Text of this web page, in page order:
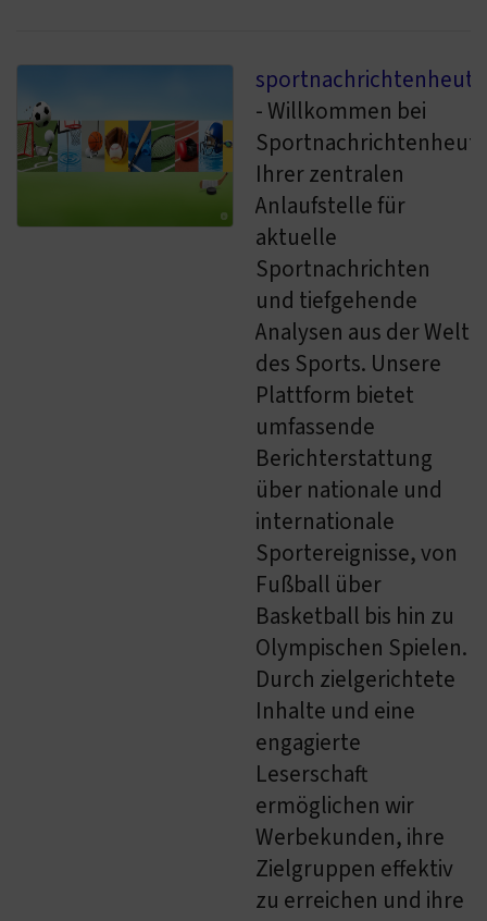
- Willkommen bei
Ihrer zentralen
Anlaufstelle für
aktuelle
Sportnachrichten
und tiefgehende
Analysen aus der Welt
des Sports. Unsere
Plattform bietet
umfassende
Berichterstattung
über nationale und
internationale
Sportereignisse, von
Fußball über
Basketball bis hin zu
Olympischen Spielen.
Durch zielgerichtete
Inhalte und eine
engagierte
Leserschaft
ermöglichen wir
Werbekunden, ihre
Zielgruppen effektiv
zu erreichen und ihre